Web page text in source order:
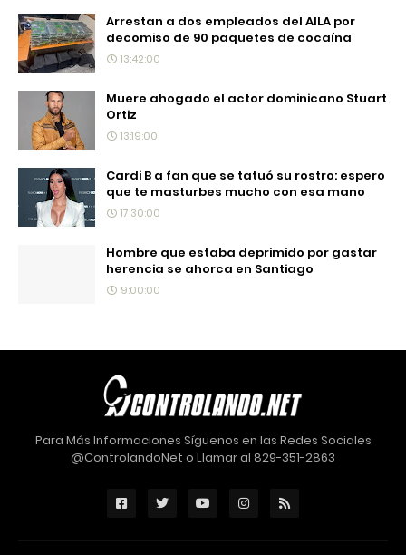
Arrestan a dos empleados del AILA por
decomiso de 90 paquetes de cocaína
13:42:00
Muere ahogado el actor dominicano Stuart
Ortiz
13:19:00
Cardi B a fan que se tatuó su rostro: espero
que te masturbes mucho con esa mano
17:30:00
Hombre que estaba deprimido por gastar
herencia se ahorca en Santiago
9:00:00
Para Más Informaciones Síguenos en las Redes Sociales
@ControlandoNet o Llamar al 829-351-2863